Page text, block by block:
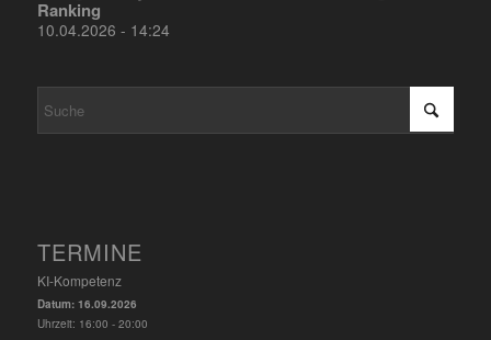
Ranking
10.04.2026 - 14:24
TERMINE
KI-Kompetenz
Datum: 16.09.2026
Uhrzeit: 16:00 - 20:00